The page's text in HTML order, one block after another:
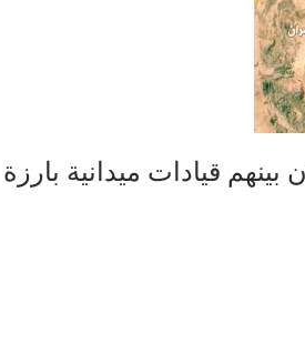
قيادات ميدانية بارزة